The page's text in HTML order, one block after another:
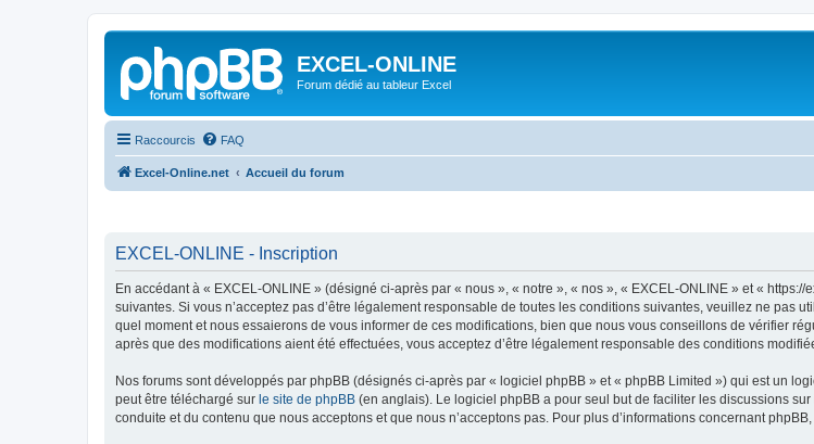
EXCEL-ONLINE
Forum dédié au tableur Excel
Raccourcis FAQ
Excel-Online.net Accueil du forum
EXCEL-ONLINE - Inscription
En accédant à « EXCEL-ONLINE » (désigné ci-après par « nous », « notre », « nos », « EXCEL-ONLINE » et «
suivantes. Si vous n’acceptez pas d’être légalement responsable de toutes les conditions suivantes, veuillez ne pas
quel moment et nous essaierons de vous informer de ces modifications, bien que nous vous conseillons de vérifier
après que des modifications aient été effectuées, vous acceptez d’être légalement responsable des conditions
Nos forums sont développés par phpBB (désignés ci-après par « logiciel phpBB » et « phpBB Limited ») qui est un
peut être téléchargé sur le site de phpBB (en anglais). Le logiciel phpBB a pour seul but de faciliter les discussions
conduite et du contenu que nous acceptons et que nous n’acceptons pas. Pour plus d’informations concernant